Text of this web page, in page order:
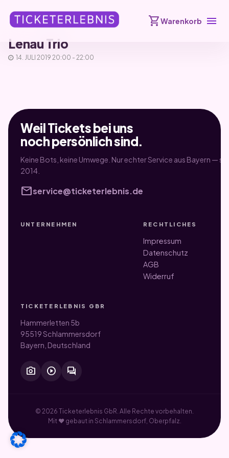
shopping_cartWarenkorb menu
Lenau Trio
14. JULI 2019 20:00 - 22:00
Weil Tickets bei uns
noch persönlich sind.
Keine Bots, keine Umwege. Nur echter Service aus Bayern —
2014.
mailservice@ticketerlebnis.de
UNTERNEHMEN RECHTLICHES
Impressum
Datenschutz
AGB
Widerruf
TICKETERLEBNIS GBR
Hammerletten 5b
95519 Schlammersdorf
Bayern, Deutschland
photo_camera play_circle forum
© 2026 Ticketerlebnis GbR. Alle Rechte vorbehalten.
Mit ♥ gebaut in Schlammersdorf, Oberpfalz.